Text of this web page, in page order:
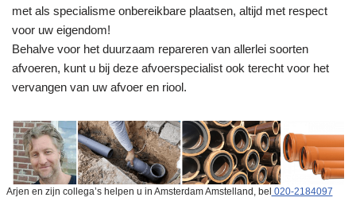
met als specialisme onbereikbare plaatsen, altijd met respect
voor uw eigendom!
Behalve voor het duurzaam repareren van allerlei soorten
afvoeren, kunt u bij deze afvoerspecialist ook terecht voor het
vervangen van uw afvoer en riool.
Arjen en zijn collega’s helpen u in Amsterdam Amstelland, bel 020-2184097